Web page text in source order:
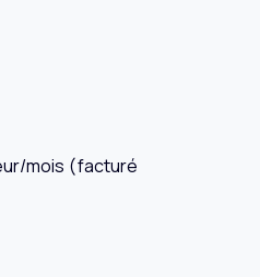
mois (facturé